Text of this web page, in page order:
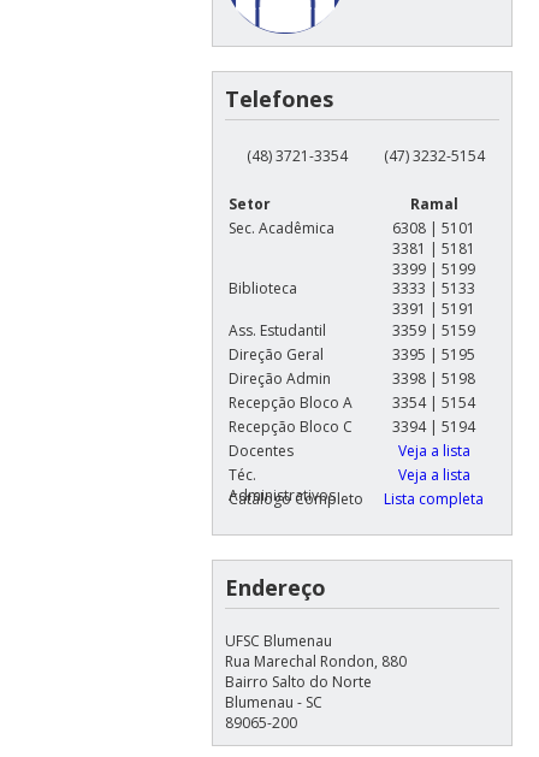
Telefones
(48) 3721-3354 (47) 3232-5154
Setor
Ramal
Sec. Acadêmica
6308 | 5101
3381 | 5181
3399 | 5199
Biblioteca
3333 | 5133
3391 | 5191
Ass. Estudantil
3359 | 5159
Direção Geral
3395 | 5195
Direção Admin
3398 | 5198
Recepção Bloco A
3354 | 5154
Recepção Bloco C
3394 | 5194
Docentes
Veja a lista
Téc.
Administrativos
Veja a lista
Catálogo Completo
Lista completa
Endereço
UFSC Blumenau
Rua Marechal Rondon, 880
Bairro Salto do Norte
Blumenau - SC
89065-200